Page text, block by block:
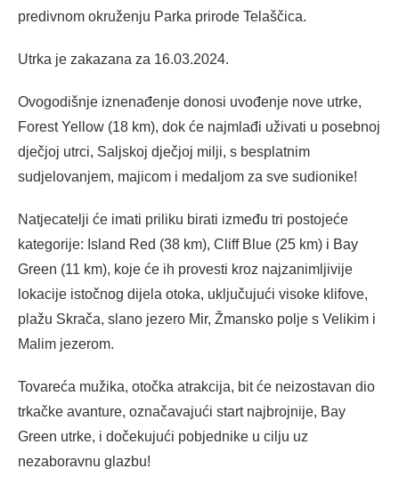
predivnom okruženju Parka prirode Telaščica.
Utrka je zakazana za 16.03.2024.
Ovogodišnje iznenađenje donosi uvođenje nove utrke,
Forest Yellow (18 km), dok će najmlađi uživati u posebnoj
dječjoj utrci, Saljskoj dječjoj milji, s besplatnim
sudjelovanjem, majicom i medaljom za sve sudionike!
Natjecatelji će imati priliku birati između tri postojeće
kategorije: Island Red (38 km), Cliff Blue (25 km) i Bay
Green (11 km), koje će ih provesti kroz najzanimljivije
lokacije istočnog dijela otoka, uključujući visoke klifove,
plažu Skrača, slano jezero Mir, Žmansko polje s Velikim i
Malim jezerom.
Tovareća mužika, otočka atrakcija, bit će neizostavan dio
trkačke avanture, označavajući start najbrojnije, Bay
Green utrke, i dočekujući pobjednike u cilju uz
nezaboravnu glazbu!